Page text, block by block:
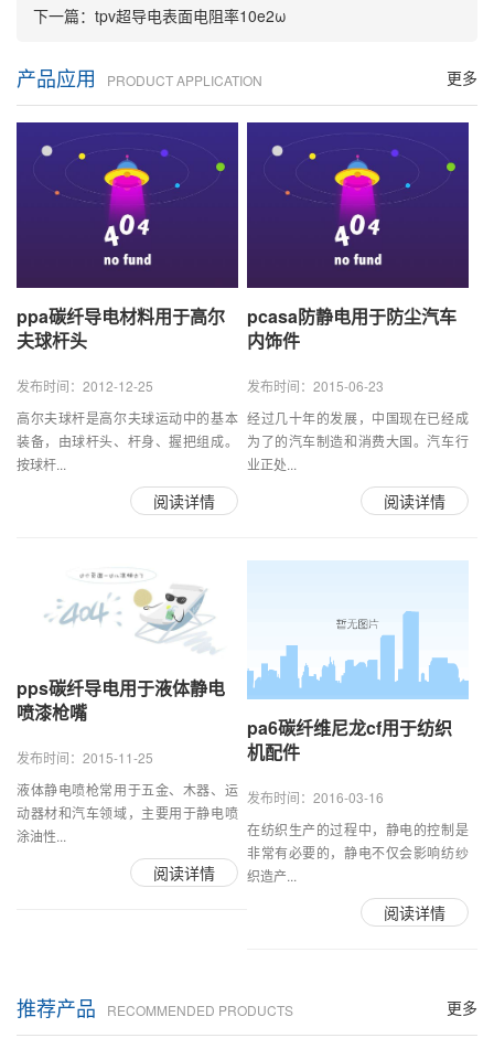
下一篇： tpv超导电表面电阻率10e2ω
更多
产品应用 PRODUCT APPLICATION
ppa碳纤导电材料用于高尔
夫球杆头
发布时间：2012-12-25
高尔夫球杆是高尔夫球运动中的基本
装备，由球杆头、杆身、握把组成。
按球杆...
阅读详情
pcasa防静电用于防尘汽车
内饰件
发布时间：2015-06-23
经过几十年的发展，中国现在已经成
为了的汽车制造和消费大国。汽车行
业正处...
阅读详情
pps碳纤导电用于液体静电
喷漆枪嘴
发布时间：2015-11-25
液体静电喷枪常用于五金、木器、运
动器材和汽车领域，主要用于静电喷
涂油性...
阅读详情
pa6碳纤维尼龙cf用于纺织
机配件
发布时间：2016-03-16
在纺织生产的过程中，静电的控制是
非常有必要的，静电不仅会影响纺纱
织造产...
阅读详情
更多
推荐产品 RECOMMENDED PRODUCTS